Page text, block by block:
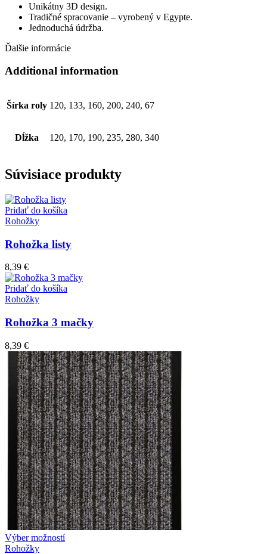
Unikátny 3D design.
Tradičné spracovanie – vyrobený v Egypte.
Jednoduchá údržba.
Ďalšie informácie
Additional information
Šírka roly 120, 133, 160, 200, 240, 67
Dĺžka 120, 170, 190, 235, 280, 340
Súvisiace produkty
Pridať do košíka
Rohožky
Rohožka listy
8,39 €
Pridať do košíka
Rohožky
Rohožka 3 mačky
8,39 €
Výber možnostíTento
Rohožky